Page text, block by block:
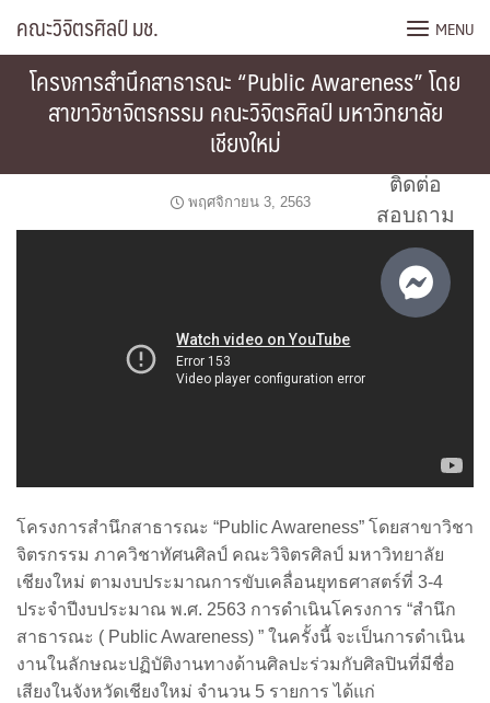
content
คณะวิจิตรศิลป์ มช. MENU
โครงการสำนึกสาธารณะ “Public Awareness” โดย
สาขาวิชาจิตรกรรม คณะวิจิตรศิลป์ มหาวิทยาลัย
เชียงใหม่
พฤศจิกายน 3, 2563
โครงการสำนึกสาธารณะ “Public Awareness” โดยสาขาวิชา
จิตรกรรม ภาควิชาทัศนศิลป์ คณะวิจิตรศิลป์ มหาวิทยาลัย
เชียงใหม่ ตามงบประมาณการขับเคลื่อนยุทธศาสตร์ที่ 3-4
ประจำปีงบประมาณ พ.ศ. 2563 การดำเนินโครงการ “สำนึก
สาธารณะ ( Public Awareness) ” ในครั้งนี้ จะเป็นการดำเนิน
งานในลักษณะปฏิบัติงานทางด้านศิลปะร่วมกับศิลปินที่มีชื่อ
เสียงในจังหวัดเชียงใหม่ จำนวน 5 รายการ ได้แก่
ติดต่อ
สอบถาม